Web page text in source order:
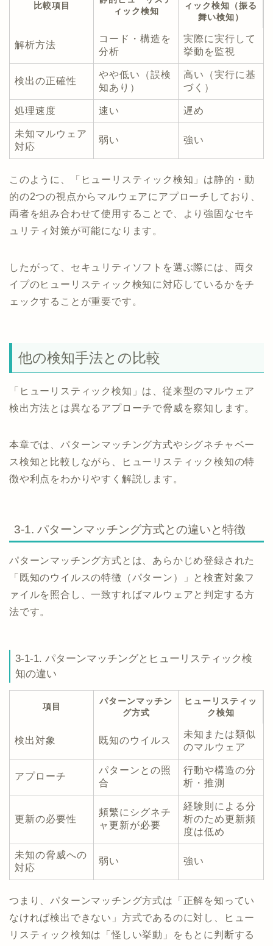
比較項目
ィック検知
ィック検知（振る
舞い検知）
解析方法
コード・構造を
分析
実際に実行して
挙動を監視
検出の正確性
やや低い（誤検
知あり）
高い（実行に基
づく）
処理速度 速い 遅め
未知マルウェア
対応
弱い 強い
このように、「ヒューリスティック検知」は静的・動
的の2つの視点からマルウェアにアプローチしており、
両者を組み合わせて使用することで、より強固なセキ
ュリティ対策が可能になります。
したがって、セキュリティソフトを選ぶ際には、両タ
イプのヒューリスティック検知に対応しているかをチ
ェックすることが重要です。
他の検知手法との比較
「ヒューリスティック検知」は、従来型のマルウェア
検出方法とは異なるアプローチで脅威を察知します。
本章では、パターンマッチング方式やシグネチャベー
ス検知と比較しながら、ヒューリスティック検知の特
徴や利点をわかりやすく解説します。
3-1. パターンマッチング方式との違いと特徴
パターンマッチング方式とは、あらかじめ登録された
「既知のウイルスの特徴（パターン）」と検査対象フ
ァイルを照合し、一致すればマルウェアと判定する方
法です。
3-1-1. パターンマッチングとヒューリスティック検
知の違い
項目
パターンマッチン
グ方式
ヒューリスティッ
ク検知
検出対象 既知のウイルス
未知または類似
のマルウェア
アプローチ
パターンとの照
合
行動や構造の分
析・推測
更新の必要性
頻繁にシグネチ
ャ更新が必要
経験則による分
析のため更新頻
度は低め
未知の脅威への
対応
弱い 強い
つまり、パターンマッチング方式は「正解を知ってい
なければ検出できない」方式であるのに対し、ヒュー
リスティック検知は「怪しい挙動」をもとに判断する